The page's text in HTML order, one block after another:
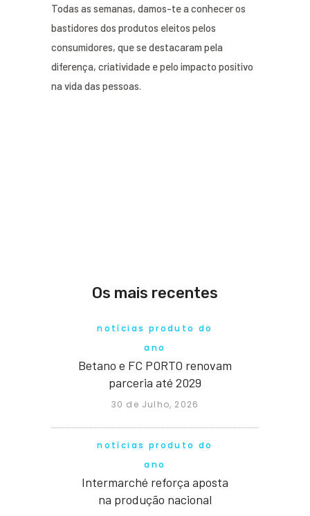
Todas as semanas, damos-te a conhecer os
bastidores dos produtos eleitos pelos
consumidores, que se destacaram pela
diferença, criatividade e pelo impacto positivo
na vida das pessoas.
Os mais recentes
notícias produto do
ano
Betano e FC PORTO renovam
parceria até 2029
30 de Julho, 2026
notícias produto do
ano
Intermarché reforça aposta
na produção nacional